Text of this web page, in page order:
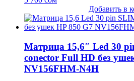
Добавить в
Матрица 15,6″ Led 30
conector Full HD без
NV156FHM-N4H